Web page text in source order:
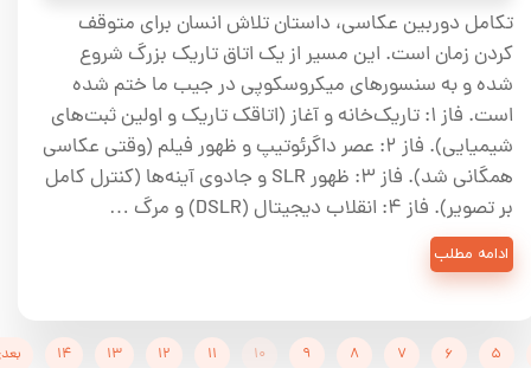
تکامل دوربین عکاسی، داستان تلاش انسان برای متوقف
کردن زمان است. این مسیر از یک اتاق تاریک بزرگ شروع
شده و به سنسورهای میکروسکوپی در جیب ما ختم شده
است. فاز ۱: تاریک‌خانه و آغاز (اتاقک تاریک و اولین ثبت‌های
شیمیایی). فاز ۲: عصر داگرئوتیپ و ظهور فیلم (وقتی عکاسی
همگانی شد). فاز ۳: ظهور SLR و جادوی آینه‌ها (کنترل کامل
بر تصویر). فاز ۴: انقلاب دیجیتال (DSLR) و مرگ …
ادامه مطلب
۵ ۶ ۷ ۸ ۹ ۱۰ ۱۱ ۱۲ ۱۳ ۱۴